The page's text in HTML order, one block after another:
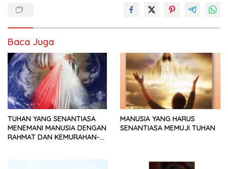
Baca Juga
TUHAN YANG SENANTIASA
MENEMANI MANUSIA DENGAN
RAHMAT DAN KEMURAHAN-
MANUSIA YANG HARUS
SENANTIASA MEMUJI TUHAN